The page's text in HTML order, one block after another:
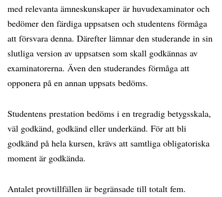
med relevanta ämneskunskaper är huvudexaminator och
bedömer den färdiga uppsatsen och studentens förmåga
att försvara denna. Därefter lämnar den studerande in sin
slutliga version av uppsatsen som skall godkännas av
examinatorerna. Även den studerandes förmåga att
opponera på en annan uppsats bedöms.
Studentens prestation bedöms i en tregradig betygsskala,
väl godkänd, godkänd eller underkänd. För att bli
godkänd på hela kursen, krävs att samtliga obligatoriska
moment är godkända.
Antalet provtillfällen är begränsade till totalt fem.